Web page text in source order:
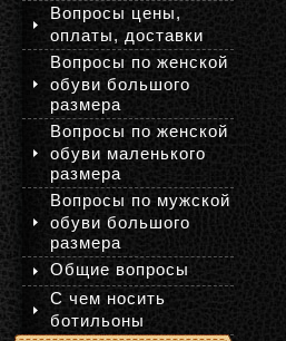
Вопросы цены,
оплаты, доставки
Вопросы по женской
обуви большого
размера
Вопросы по женской
обуви маленького
размера
Вопросы по мужской
обуви большого
размера
Общие вопросы
С чем носить
ботильоны